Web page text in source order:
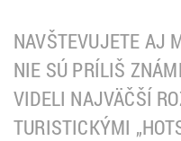
NAVŠTEVUJETE AJ
NIE SÚ PRÍLIŠ
VIDELI NAJVÄČŠÍ
TURISTICKÝMI